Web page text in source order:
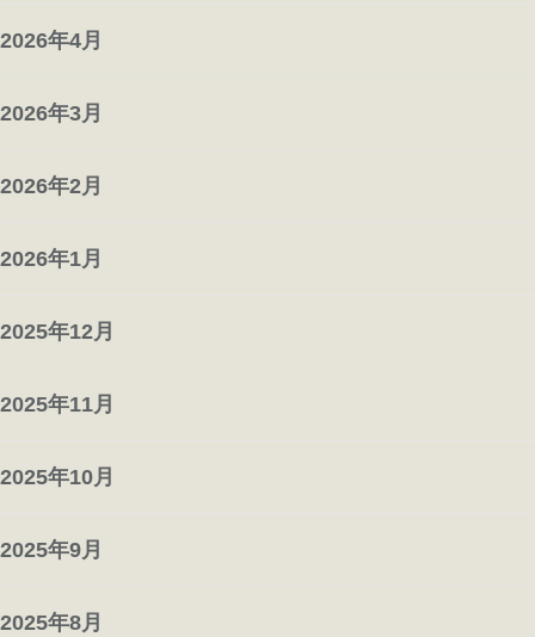
2026年4月
2026年3月
2026年2月
2026年1月
2025年12月
2025年11月
2025年10月
2025年9月
2025年8月